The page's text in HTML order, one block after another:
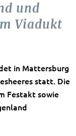
und
Viadukt
in Mattersburg
statt. Die
Festakt sowie